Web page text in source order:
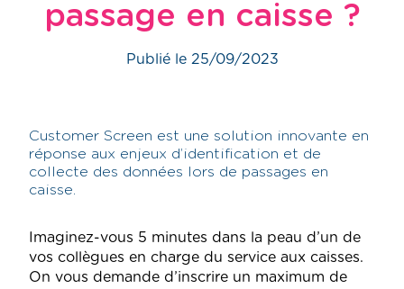
passage en caisse ?
Publié le 25/09/2023
Customer Screen est une solution innovante en
réponse aux enjeux d’identification et de
collecte des données lors de passages en
caisse.
Imaginez-vous 5 minutes dans la peau d’un de
vos collègues en charge du service aux caisses.
On vous demande d’inscrire un maximum de